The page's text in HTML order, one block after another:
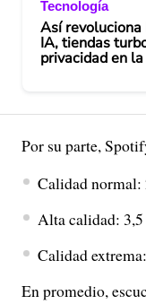
Tecnología
Así
IA, tiendas
privacidad en
Por su parte,
Calidad
Alta calidad:
Calidad
En promedio,